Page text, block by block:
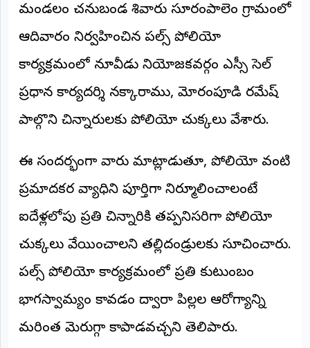
అంతర్జాతీయం
ఆర్టీఐ
డెస్క్
DESK)
రిపోర్టర్లు
రిపోర్టర్‌గా
లాగిన్
(Login)
©
2026
మండలం చనుబండ శివారు సూరంపాలెం గ్రామంలో
ఆదివారం నిర్వహించిన పల్స్ పోలియో
కార్యక్రమంలో నూజివీడు నియోజకవర్గం ఎస్సీ సెల్
ప్రధాన కార్యదర్శి నక్కారాము, మోరంపూడి రమేష్
పాల్గొని చిన్నారులకు పోలియో చుక్కలు వేశారు.
ఈ సందర్భంగా వారు మాట్లాడుతూ, పోలియో వంటి
ప్రమాదకర వ్యాధిని పూర్తిగా నిర్మూలించాలంటే
ఐదేళ్లలోపు ప్రతి చిన్నారికి తప్పనిసరిగా పోలియో
చుక్కలు వేయించాలని తల్లిదండ్రులకు సూచించారు.
పల్స్ పోలియో కార్యక్రమంలో ప్రతి కుటుంబం
భాగస్వామ్యం కావడం ద్వారా పిల్లల ఆరోగ్యాన్ని
మరింత మెరుగ్గా కాపాడవచ్చని తెలిపారు.